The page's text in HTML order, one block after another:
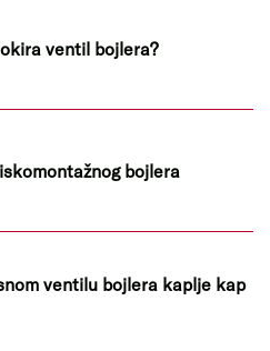
ventil bojlera?
bojlera
ventilu bojlera kaplje kap